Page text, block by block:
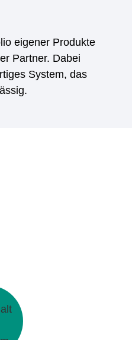
eigener Produkte
Partner. Dabei
System, das